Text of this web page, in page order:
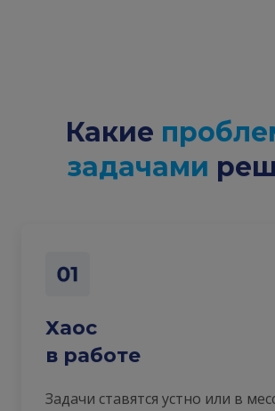
Какие
задачами
Хаос
в работе
Задачи ставятся устно или в